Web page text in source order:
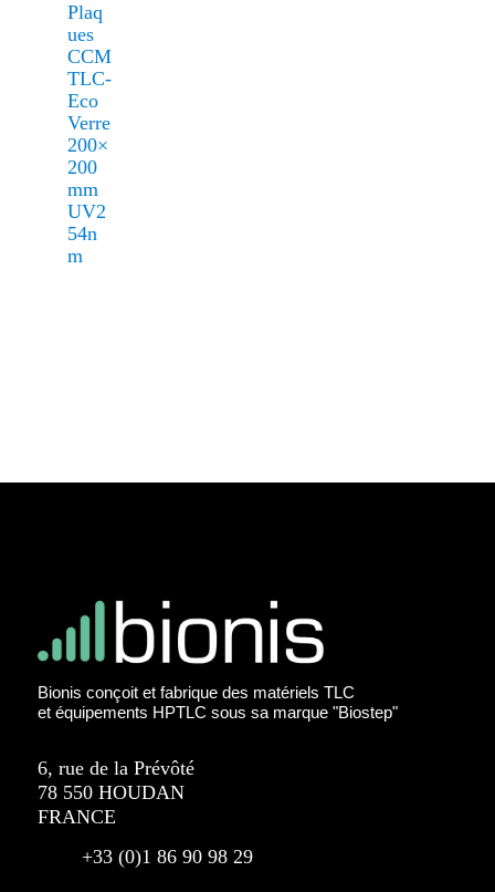
Plaq
ues
CCM
TLC-
Eco
Verre
200×
200
mm
UV2
54n
m
Bionis conçoit et fabrique des matériels TLC
et équipements HPTLC sous sa marque "Biostep"
6, rue de la Prévôté
78 550 HOUDAN
FRANCE
+33 (0)1 86 90 98 29